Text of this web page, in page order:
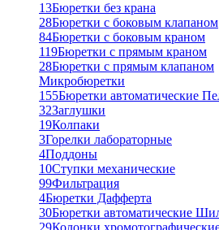
13Бюретки без крана
28Бюретки с боковым клапаном
84Бюретки с боковым краном
119Бюретки с прямым краном
28Бюретки с прямым клапаном
Микробюретки
155Бюретки автоматические
32Заглушки
19Колпаки
3Горелки лабораторные
4Поддоны
10Ступки механические
99Фильтрация
4Бюретки Дафферта
30Бюретки автоматические
29Колонки